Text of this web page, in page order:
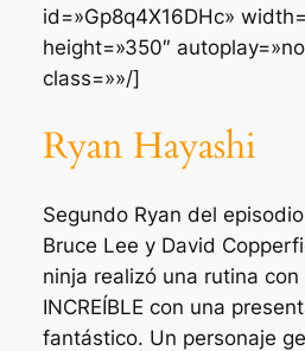
id=»Gp8q4X16DHc»
height=»350″
class=»»/]
Ryan Hayashi
Segundo Ryan del
Bruce Lee y David
ninja realizó una rutina con
INCREÍBLE con una
fantástico. Un personaje